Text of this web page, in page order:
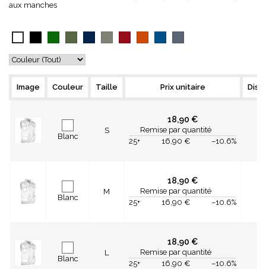
aux manches
Image Couleur Taille Prix unitaire
Blanc
S
18,90 €
Remise par quantité
25+
16,90 € –10.6%
Blanc
M
18,90 €
Remise par quantité
25+
16,90 € –10.6%
Blanc
L
18,90 €
Remise par quantité
25+
16,90 € –10.6%